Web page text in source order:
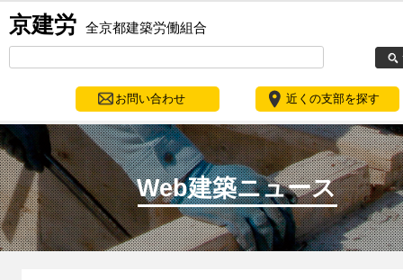
京建労 全京都建築労働組合
お問い合わせ 近くの支部を探す
Web建築ニュース